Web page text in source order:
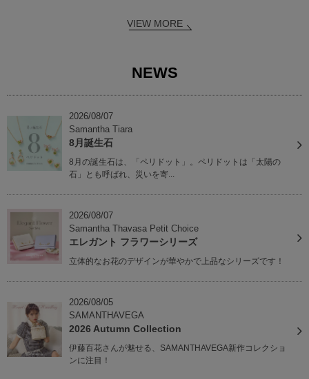
VIEW MORE
NEWS
2026/08/07
Samantha Tiara
8月誕生石
8月の誕生石は、「ペリドット」。ペリドットは「太陽の
石」とも呼ばれ、災いを寄...
2026/08/07
Samantha Thavasa Petit Choice
エレガント フラワーシリーズ
立体的なお花のデザインが華やかで上品なシリーズです！
2026/08/05
SAMANTHAVEGA
2026 Autumn Collection
伊藤百花さんが魅せる、SAMANTHAVEGA新作コレクショ
ンに注目！